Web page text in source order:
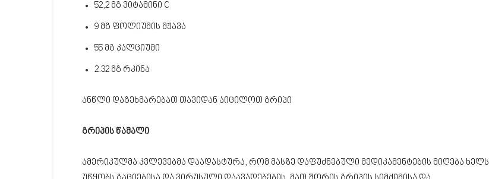
52,2 მგ ვიტამინი C
9 მგ ფოლიუმის მჟავა
55 მგ კალციუმი
2.32 მგ რკინა
ანწლი დაგეხმარებათ თავიდან აიცილოთ გრიპი
გრიპის წამალი
ამერიკულმა კვლევებმა დაადასტურა, რომ მასზე დაფუძნებული მედიკამენტების მიღება ხელს